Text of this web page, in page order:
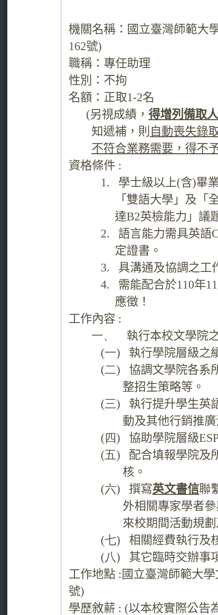
機關名稱：國立臺灣師範大
162號)
職稱：專任助理
性別：不拘
名額：正取1-2名
(另視成績， 得增列備取
知遞補，則 自動喪失錄
不符合業務需要，得不
資格條件 :
1.
學士級以上(含)畢
「雙語大學」及「
達B2英檢能力」議
2.
語言能力需具英語
定證書。
3.
具溝通及協調之工
4.
需能配合於110年11
應徵！
工作內容 :
一、
執行本校文學院
(一)
執行學院層級之
(二)
協調文學院各系
整招生策略等。
(三)
執行提升學生英
動及其他行銷推
(四)
協助學院層級
(五)
配合填報學院及
核。
(六)
撰寫英文書信聯
外相關專家學者
來校期間活動規
(七)
相關經費執行及
(八)
其它臨時交辦事
工作地點 :國立臺灣師範大
號)
學歷敘薪 : (以本校實際公告